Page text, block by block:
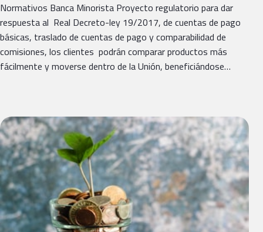
Normativos Banca Minorista Proyecto regulatorio para dar
respuesta al Real Decreto-ley 19/2017, de cuentas de pago
básicas, traslado de cuentas de pago y comparabilidad de
comisiones, los clientes podrán comparar productos más
fácilmente y moverse dentro de la Unión, beneficiándose…